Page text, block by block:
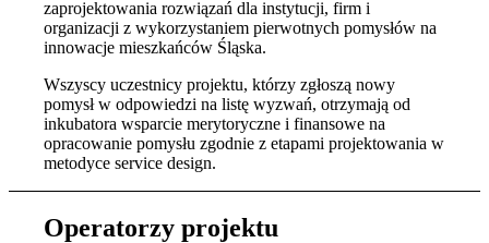
zaprojektowania rozwiązań dla instytucji, firm i
organizacji z wykorzystaniem pierwotnych pomysłów na
innowacje mieszkańców Śląska.
Wszyscy uczestnicy projektu, którzy zgłoszą nowy
pomysł w odpowiedzi na listę wyzwań, otrzymają od
inkubatora wsparcie merytoryczne i finansowe na
opracowanie pomysłu zgodnie z etapami projektowania w
metodyce service design.
Operatorzy projektu